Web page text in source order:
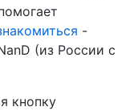
-
(из России с
кнопку